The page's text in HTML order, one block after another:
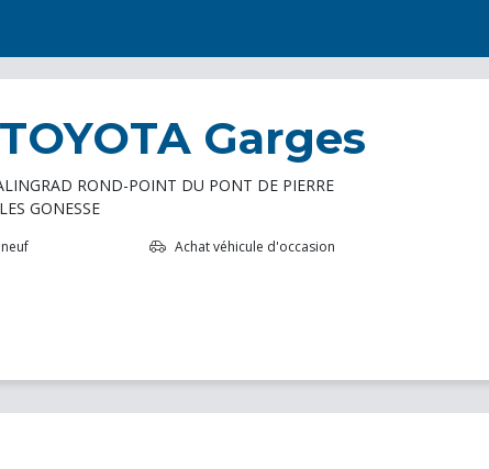
Garges
ROND-POINT DU PONT DE PIERRE
GONESSE
Achat véhicule d'occasion